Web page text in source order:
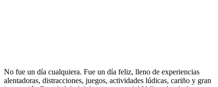
No fue un día cualquiera. Fue un día feliz, lleno de experiencias
alentadoras, distracciones, juegos, actividades lúdicas, cariño y gran